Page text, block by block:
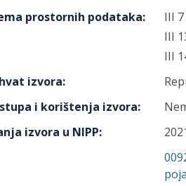
prostornih podataka:
III
III
III
izvora:
i korištenja izvora:
izvora u NIPP: